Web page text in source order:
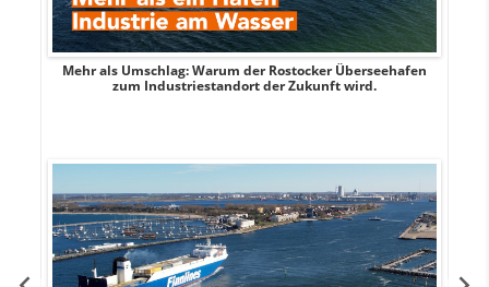
Mehr als Umschlag: Warum der Rostocker Überseehafen
zum Industriestandort der Zukunft wird.